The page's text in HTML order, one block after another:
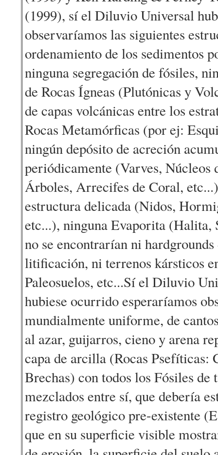
(1999), sí el Diluvio Universal
observaríamos las siguientes
ordenamiento de los sedimentos
ninguna segregación de fósiles,
de Rocas Ígneas (Plutónicas y
de capas volcánicas entre los
Rocas Metamórficas (por ej:
ningún depósito de acreción
periódicamente (Varves,
Árboles, Arrecifes de Coral,
estructura delicada (Nidos,
etc...), ninguna Evaporita (Halita,
no se encontrarían ni
litificación, ni terrenos kársticos
Paleosuelos, etc...Sí el Diluvio
hubiese ocurrido esperaríamos
mundialmente uniforme, de
al azar, guijarros, cieno y arena
capa de arcilla (Rocas Psefíticas:
Brechas) con todos los Fósiles de
mezclados entre sí, que debería
registro geológico pre-existente
que en su superficie visible